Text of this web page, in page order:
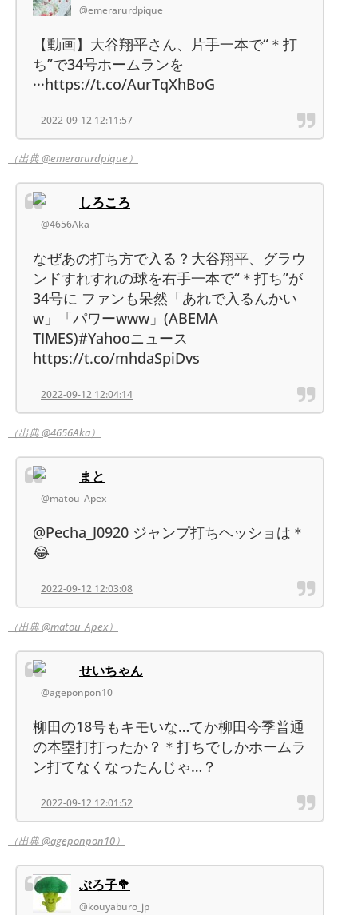
@emerarurdpique
【動画】大谷翔平さん、片手一本で“＊打
ち”で34号ホームランを
···https://t.co/AurTqXhBoG
2022-09-12 12:11:57
（出典 @emerarurdpique）
しろころ
@4656Aka
なぜあの打ち方で入る？大谷翔平、グラウ
ンドすれすれの球を右手一本で“＊打ち”が
34号に ファンも呆然「あれで入るんかい
w」「パワーwww」(ABEMA
TIMES)#Yahooニュース
https://t.co/mhdaSpiDvs
2022-09-12 12:04:14
（出典 @4656Aka）
まと
@matou_Apex
@Pecha_J0920 ジャンプ打ちヘッショは＊
😂
2022-09-12 12:03:08
（出典 @matou_Apex）
せいちゃん
@ageponpon10
柳田の18号もキモいな…てか柳田今季普通
の本塁打打ったか？＊打ちでしかホームラ
ン打てなくなったんじゃ…？
2022-09-12 12:01:52
（出典 @ageponpon10）
ぶろ子🥦︎
@kouyaburo_jp